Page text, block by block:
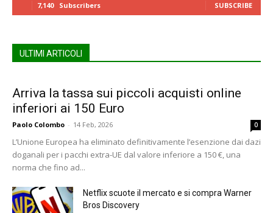
7,140 Subscribers SUBSCRIBE
ULTIMI ARTICOLI
Arriva la tassa sui piccoli acquisti online
inferiori ai 150 Euro
Paolo Colombo - 14 Feb, 2026 0
L’Unione Europea ha eliminato definitivamente l’esenzione dai dazi
doganali per i pacchi extra-UE dal valore inferiore a 150 €, una
norma che fino ad...
Netflix scuote il mercato e si compra Warner
Bros Discovery